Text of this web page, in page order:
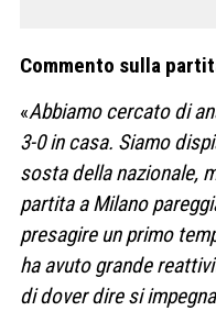
Commento sulla
«Abbiamo cercato di
3-0 in casa. Siamo
sosta della nazionale,
partita a Milano
presagire un primo
ha avuto grande
di dover dire si